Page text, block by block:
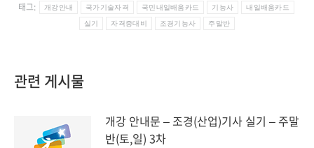
태그:
개강안내 국가기술자격 국민내일배움카드 기능사 내일배움카드
실기 자격증대비 조경기능사 주말반
관련 게시물
개강 안내문 – 조경(산업)기사 실기 – 주말
반(토,일) 3차